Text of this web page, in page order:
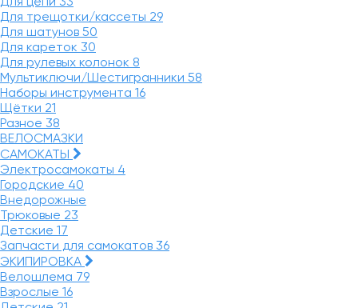
Для трещотки/кассеты 29
Для шатунов 50
Для кареток 30
Для рулевых колонок 8
Мультиключи/Шестигранники 58
Наборы инструмента 16
Щётки 21
Разное 38
ВЕЛОСМАЗКИ
САМОКАТЫ
Электросамокаты 4
Городские 40
Внедорожные
Трюковые 23
Детские 17
Запчасти для самокатов 36
ЭКИПИРОВКА
Велошлема 79
Взрослые 16